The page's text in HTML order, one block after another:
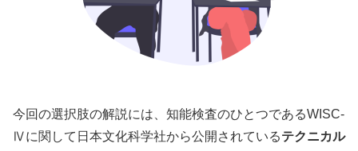
今回の選択肢の解説には、知能検査のひとつであるWISC-
Ⅳに関して日本文化科学社から公開されているテクニカル